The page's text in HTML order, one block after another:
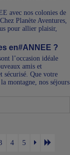
avec nos colonies de
Planète Aventures,
pour allier plaisir,
en#ANNEE ?
l’occasion idéale
amis et
sécurisé. Que votre
montagne, nos séjours
et expérimentés
sciences,
4 5